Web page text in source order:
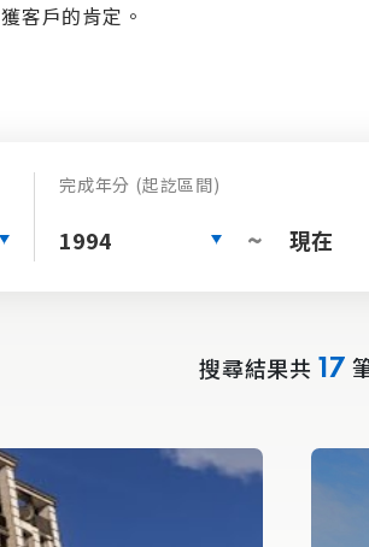
獲客戶的肯定。
完成年分 (起訖區間)
1994 ~ 現在
搜尋結果共 17